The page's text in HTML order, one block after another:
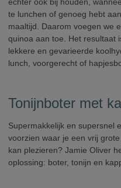
te lunchen of genoeg hebt
maaltijd. Daarom voegen we
quinoa aan toe. Het resultaat
lekkere en gevarieerde
lunch, voorgerecht of
Tonijnboter met
Supermakkelijk en supersnel
voorzien waar je een vrij
kan plezieren? Jamie Oliver
oplossing: boter, tonijn en